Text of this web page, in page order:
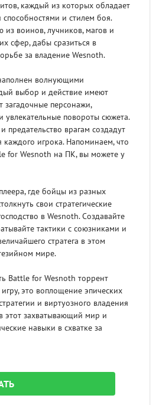
каждый из которых обладает
и стилем боя.
воинов, лучников, магов и
сфер, дабы сразиться в
за владение Wesnoth.
волнующими
выбор и действие имеют
загадочные персонажи,
увлекательные повороты сюжета.
предательство врагам создадут
игрока. Напоминаем, что
for Wesnoth на ПК, вы можете у
где бойцы из разных
свои стратегические
в Wesnoth. Создавайте
тактики с союзниками и
стратега в этом
мире.
Battle for Wesnoth торрент
это воплощение эпических
и виртуозного владения
этот захватывающий мир и
навыки в схватке за